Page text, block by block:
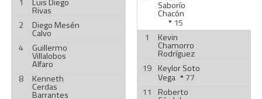
Rivas
2
Diego Mesén
Calvo
4
Guillermo
Villalobos
Alfaro
8
Kenneth
Cerdas
Barrantes
Saborío
Chacón
15
1
Kevin
Chamorro
Rodríguez
19 Keylor Soto
Vega
77
11 Roberto